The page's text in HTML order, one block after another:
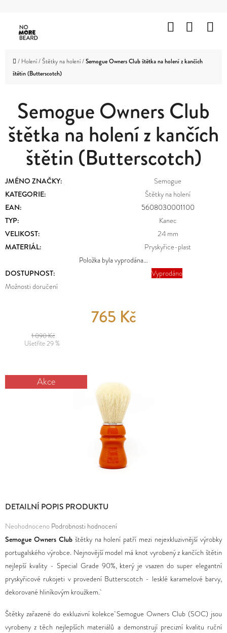
obsah
VOUSY
VLASY
OBLIČEJ
ZNAČKY
PROMOTION
OUTLET
MĚNA
(CZK)
PŘIHLÁŠENÍ
Hledat
Domů
/ Holení/Štětky na holení/Semogue Owners Club štětka na holení z kančích
štětin (Butterscotch)
Semogue Owners Club
štětka na holení z kančích
štětin (Butterscotch)
JMÉNO ZNAČKY:
Semogue
KATEGORIE:
Štětky na holení
EAN:
5608030001100
TYP:
Kanec
VELIKOST:
24 mm
MATERIÁL:
Pryskyřice-plast
Položka byla vyprodána…
DOSTUPNOST:
Vyprodáno
Možnosti doručení
765 Kč
1 090 Kč
Ušetříte 29 %
Akce
DETAILNÍ POPIS PRODUKTU
Průměrné
hodnocení
produktu
je
0,0
z
hvězdiček.
Neohodnoceno Podrobnosti hodnocení
Semogue Owners Clubštětky na holení patří mezi nejexkluzivnější výrobky
portugalského výrobce. Nejnovější model má knot vyrobený z kančích štětin
nejlepší kvality - Special Grade 90%, který je vsazen do super elegantní
pryskyřicové rukojeti v provedení Butterscotch - lesklé karamelové barvy,
dekorované hliníkovým kroužkem.
Štětky zařazené do exkluzivní kolekce Semogue Owners Club (SOC) jsou
vyrobeny z těch nejlepších materiálů a demonstrují precizní kvalitu ruční
Zpět
Zpět
C
O
T
Ř
B
U
J
E
T
N
HLEDAT
P
R
U
Č
U
J
E
M
E